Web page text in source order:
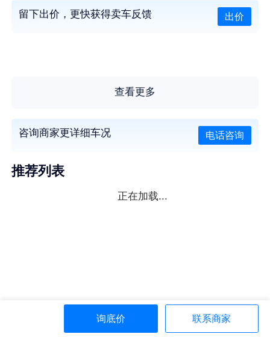
留下出价，更快获得卖车反馈 出价
查看更多
咨询商家更详细车况 电话咨询
推荐列表
正在加载...
询底价 联系商家